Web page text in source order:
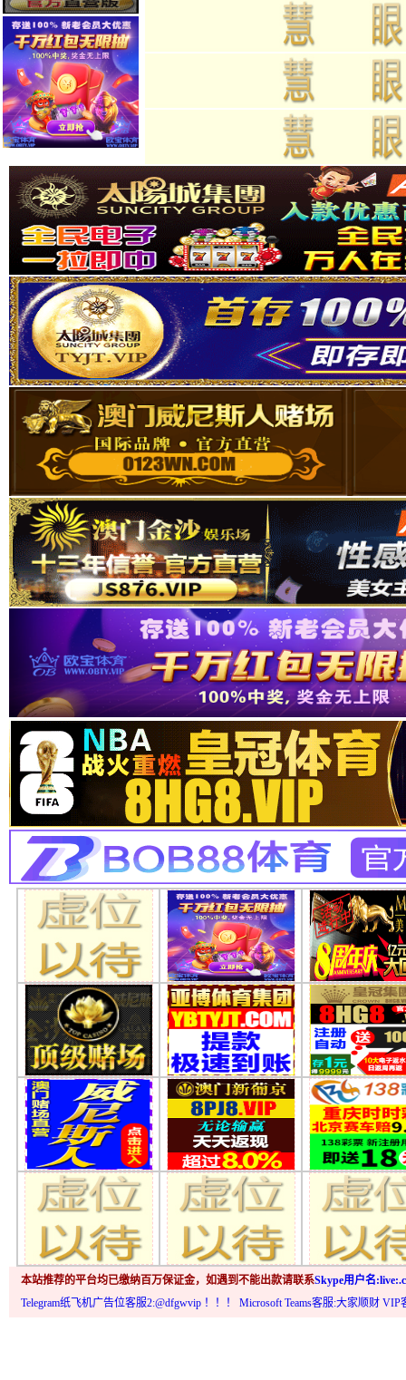
本站推荐的平台均已缴纳百万保证金，如遇到不能出款请联系Skype用户名
Telegram纸飞机广告位客服2:@dfgwvip ！！！ Microsoft Teams客服:大家顺财 VIP